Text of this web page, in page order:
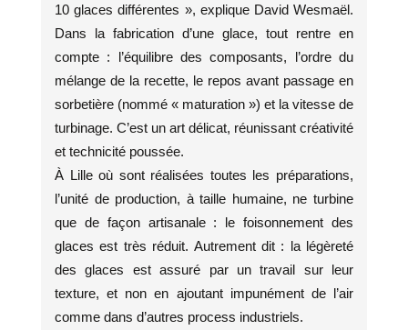
10 glaces différentes », explique David Wesmaël.
Dans la fabrication d’une glace, tout rentre en
compte : l’équilibre des composants, l’ordre du
mélange de la recette, le repos avant passage en
sorbetière (nommé « maturation ») et la vitesse de
turbinage. C’est un art délicat, réunissant créativité
et technicité poussée.
À Lille où sont réalisées toutes les préparations,
l’unité de production, à taille humaine, ne turbine
que de façon artisanale : le foisonnement des
glaces est très réduit. Autrement dit : la légèreté
des glaces est assuré par un travail sur leur
texture, et non en ajoutant impunément de l’air
comme dans d’autres process industriels.